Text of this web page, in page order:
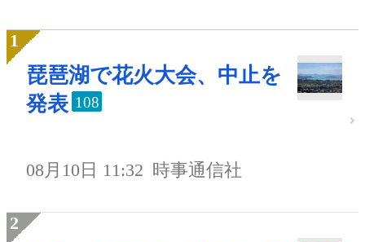
琵琶湖で花火大会、中止を
発表 108
08月10日 11:32 時事通信社